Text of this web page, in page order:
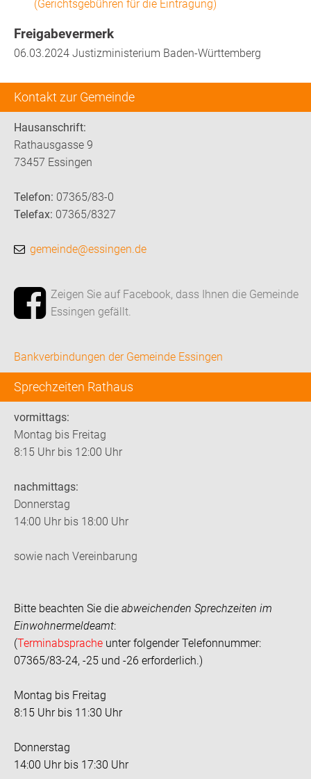
Kontakt zur Gemeinde
Hausanschrift:
Rathausgasse 9
73457 Essingen
Telefon: 07365/83-0
Telefax: 07365/8327
gemeinde@essingen.de
Zeigen Sie auf Facebook, dass Ihnen die Gemeinde
Essingen gefällt.
Bankverbindungen der Gemeinde Essingen
Sprechzeiten Rathaus
vormittags:
Montag bis Freitag
8:15 Uhr bis 12:00 Uhr
nachmittags:
Donnerstag
14:00 Uhr bis 18:00 Uhr
sowie nach Vereinbarung
Bitte beachten Sie die abweichenden Sprechzeiten im
Einwohnermeldeamt:
(Terminabsprache unter folgender Telefonnummer:
07365/83-24, -25 und -26 erforderlich.)
Montag bis Freitag
8:15 Uhr bis 11:30 Uhr
Donnerstag
14:00 Uhr bis 17:30 Uhr
(Gerichtsgebühren für die Eintragung)
Freigabevermerk
06.03.2024 Justizministerium Baden-Württemberg